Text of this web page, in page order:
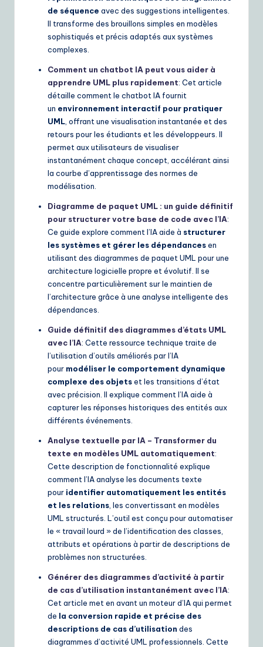
de séquence avec des suggestions intelligentes.
Il transforme des brouillons simples en modèles
sophistiqués et précis adaptés aux systèmes
complexes.
Comment un chatbot IA peut vous aider à
apprendre UML plus rapidement: Cet article
détaille comment le chatbot IA fournit
un environnement interactif pour pratiquer
UML , offrant une visualisation instantanée et des
retours pour les étudiants et les développeurs. Il
permet aux utilisateurs de visualiser
instantanément chaque concept, accélérant ainsi
la courbe d’apprentissage des normes de
modélisation.
Diagramme de paquet UML : un guide définitif
pour structurer votre base de code avec l’IA:
Ce guide explore comment l’IA aide à structurer
les systèmes et gérer les dépendancesen
utilisant des diagrammes de paquet UML pour une
architecture logicielle propre et évolutif. Il se
concentre particulièrement sur le maintien de
l’architecture grâce à une analyse intelligente des
dépendances.
Guide définitif des diagrammes d’états UML
avec l’IA: Cette ressource technique traite de
l’utilisation d’outils améliorés par l’IA
pour modéliser le comportement dynamique
complexe des objetset les transitions d’état
avec précision. Il explique comment l’IA aide à
capturer les réponses historiques des entités aux
différents événements.
Analyse textuelle par IA – Transformer du
texte en modèles UML automatiquement:
Cette description de fonctionnalité explique
comment l’IA analyse les documents texte
pour identifier automatiquement les entités
et les relations , les convertissant en modèles
UML structurés. L’outil est conçu pour automatiser
le « travail lourd » de l’identification des classes,
attributs et opérations à partir de descriptions de
problèmes non structurées.
Générer des diagrammes d’activité à partir
de cas d’utilisation instantanément avec l’IA:
Cet article met en avant un moteur d’IA qui permet
de la conversion rapide et précise des
descriptions de cas d’utilisation des
diagrammes d’activité UML professionnels. Cette